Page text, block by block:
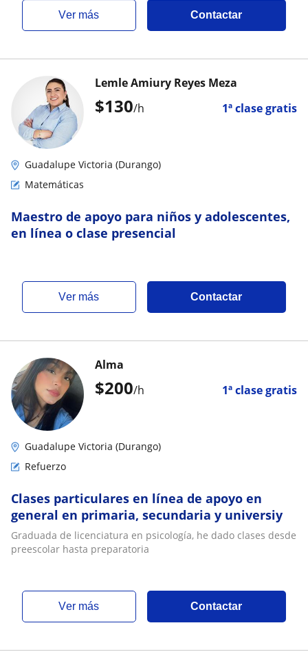
ver más Contactar
$130/h 1ª clase gratis
Lemle Amiury Reyes Meza
Guadalupe Victoria (Durango)
Matemáticas
Maestro de apoyo para niños y adolescentes,
en línea o clase presencial
ver más Contactar
$200/h 1ª clase gratis
Alma
Guadalupe Victoria (Durango)
Refuerzo
Clases particulares en línea de apoyo en
general en primaria, secundaria y universiy
Graduada de licenciatura en psicología, he dado clases desde
preescolar hasta preparatoria
ver más Contactar